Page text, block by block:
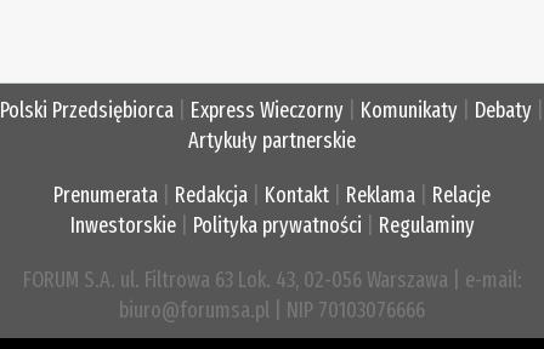
Polski Przedsiębiorca Express Wieczorny Komunikaty Debaty
Artykuły partnerskie
Prenumerata Redakcja Kontakt Reklama
Relacje
Inwestorskie| Polityka prywatności Regulaminy
FORUM S.A. ul. Filtrowa 63 Lok. 43, 02-056 Warszawa | e-mail:
biuro@forumsa.pl | NIP 70103076666